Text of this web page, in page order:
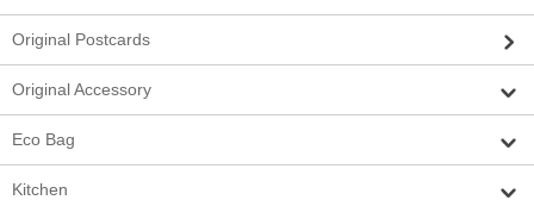
Original Postcards
Original Accessory
Eco Bag
Kitchen